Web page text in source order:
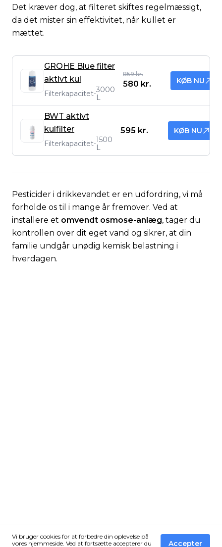
Det kræver dog, at filteret skiftes regelmæssigt,
da det mister sin effektivitet, når kullet er
mættet.
GROHE Blue filter
aktivt kul
Filterkapacitet-3000
L
859 kr.
580 kr. KØB NU
BWT aktivt
kulfilter
Filterkapacitet-1500
L
595 kr. KØB NU
Pesticider i drikkevandet er en udfordring, vi må
forholde os til i mange år fremover. Ved at
installere et omvendt osmose-anlæg, tager du
kontrollen over dit eget vand og sikrer, at din
familie undgår unødig kemisk belastning i
hverdagen.
Vi bruger cookies for at forbedre din oplevelse på
vores hjemmeside. Ved at fortsætte accepterer du
Accepter